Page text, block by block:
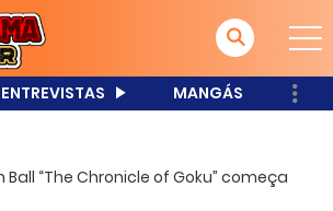
ENTREVISTAS MANGÁS
Ball “The Chronicle of Goku” começa